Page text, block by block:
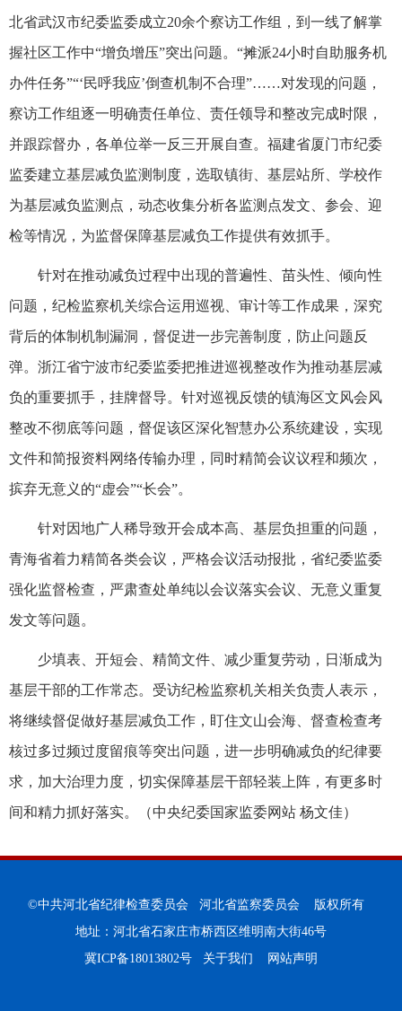
北省武汉市纪委监委成立20余个察访工作组，到一线了解掌
握社区工作中“增负增压”突出问题。“摊派24小时自助服务机
办件任务”“‘民呼我应’倒查机制不合理”……对发现的问题，
察访工作组逐一明确责任单位、责任领导和整改完成时限，
并跟踪督办，各单位举一反三开展自查。福建省厦门市纪委
监委建立基层减负监测制度，选取镇街、基层站所、学校作
为基层减负监测点，动态收集分析各监测点发文、参会、迎
检等情况，为监督保障基层减负工作提供有效抓手。
针对在推动减负过程中出现的普遍性、苗头性、倾向性
问题，纪检监察机关综合运用巡视、审计等工作成果，深究
背后的体制机制漏洞，督促进一步完善制度，防止问题反
弹。浙江省宁波市纪委监委把推进巡视整改作为推动基层减
负的重要抓手，挂牌督导。针对巡视反馈的镇海区文风会风
整改不彻底等问题，督促该区深化智慧办公系统建设，实现
文件和简报资料网络传输办理，同时精简会议议程和频次，
摈弃无意义的“虚会”“长会”。
针对因地广人稀导致开会成本高、基层负担重的问题，
青海省着力精简各类会议，严格会议活动报批，省纪委监委
强化监督检查，严肃查处单纯以会议落实会议、无意义重复
发文等问题。
少填表、开短会、精简文件、减少重复劳动，日渐成为
基层干部的工作常态。受访纪检监察机关相关负责人表示，
将继续督促做好基层减负工作，盯住文山会海、督查检查考
核过多过频过度留痕等突出问题，进一步明确减负的纪律要
求，加大治理力度，切实保障基层干部轻装上阵，有更多时
间和精力抓好落实。（中央纪委国家监委网站 杨文佳）
©中共河北省纪律检查委员会 河北省监察委员会 版权所有
地址：河北省石家庄市桥西区维明南大街46号
冀ICP备18013802号
关于我们 网站声明